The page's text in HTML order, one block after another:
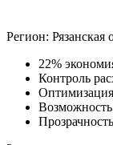
Регион: Рязанская
22%
Контроль
Возможность